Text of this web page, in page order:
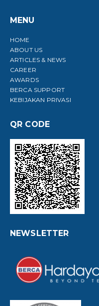
MENU
HOME
ABOUT US
ARTICLES & NEWS
CAREER
AWARDS
BERCA SUPPORT
KEBIJAKAN PRIVASI
QR CODE
NEWSLETTER